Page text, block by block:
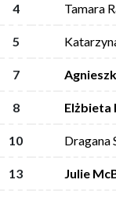
4 Tamara
5
7
8 Elżbieta
10 Dragana
13 Julie
4 Tamara
5
7
8 Elżbieta
10 Dragana
13 Julie